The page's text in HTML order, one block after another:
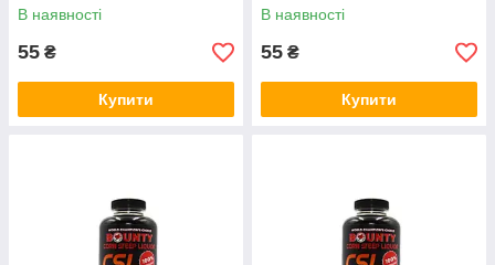
В наявності
55 ₴
Купити
В наявності
55 ₴
Купити